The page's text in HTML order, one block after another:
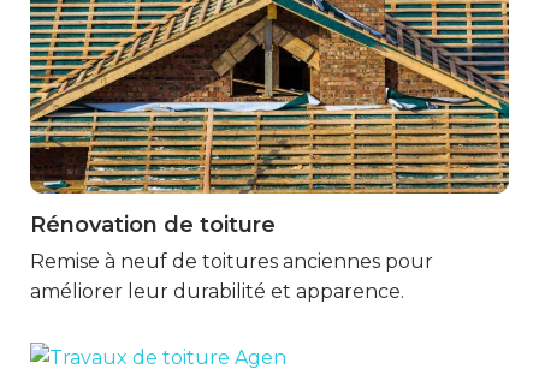
Rénovation de toiture
Remise à neuf de toitures anciennes pour
améliorer leur durabilité et apparence.